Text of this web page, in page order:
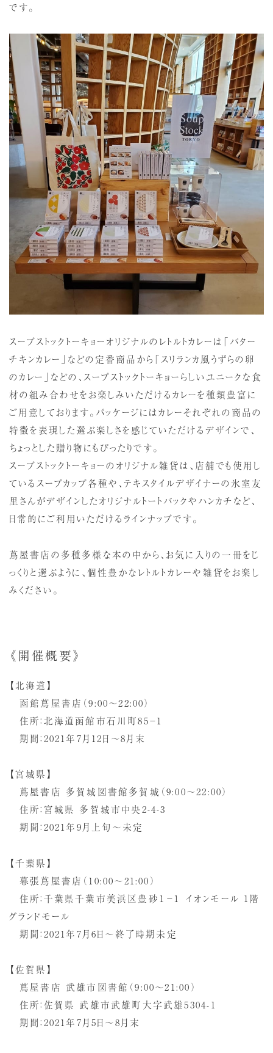
です。
スープストックトーキョーオリジナルのレトルトカレーは「バター
チキンカレー」などの定番商品から「スリランカ風うずらの卵
のカレー」などの、スープストックトーキョーらしいユニークな食
材の組み合わせをお楽しみいただけるカレーを種類豊富に
ご用意しております。パッケージにはカレーそれぞれの商品の
特徴を表現した選ぶ楽しさを感じていただけるデザインで、
ちょっとした贈り物にもぴったりです。
スープストックトーキョーのオリジナル雑貨は、店舗でも使用し
ているスープカップ各種や、テキスタイルデザイナーの氷室友
里さんがデザインしたオリジナルトートバックやハンカチなど、
日常的にご利用いただけるラインナップです。
蔦屋書店の多種多様な本の中から、お気に入りの一冊をじ
っくりと選ぶように、個性豊かなレトルトカレーや雑貨をお楽し
みください。
《開催概要》
【北海道】
函館蔦屋書店（9:00～22:00）
住所：北海道函館市石川町85－1
期間：2021年7月12日～8月末
【宮城県】
蔦屋書店 多賀城図書館多賀城（9:00〜22:00）
住所：宮城県 多賀城市中央2-4-3
期間：2021年9月上旬～未定
【千葉県】
幕張蔦屋書店（10:00～21:00）
住所：千葉県千葉市美浜区豊砂１−１ イオンモール 1階
グランドモール
期間：2021年7月6日～終了時期未定
【佐賀県】
蔦屋書店 武雄市図書館（9:00～21:00）
住所：佐賀県 武雄市武雄町大字武雄5304-1
期間：2021年7月5日～8月末